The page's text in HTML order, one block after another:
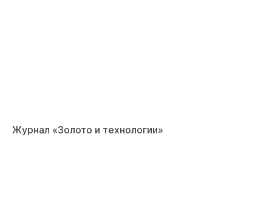
Журнал «Золото и технологии»